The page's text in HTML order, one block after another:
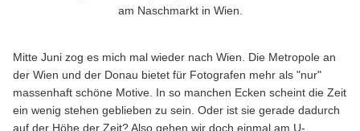
am Naschmarkt in Wien.
Mitte Juni zog es mich mal wieder nach Wien. Die Metropole an
der Wien und der Donau bietet für Fotografen mehr als "nur"
massenhaft schöne Motive. In so manchen Ecken scheint die Zeit
ein wenig stehen geblieben zu sein. Oder ist sie gerade dadurch
auf der Höhe der Zeit? Also gehen wir doch einmal am U-